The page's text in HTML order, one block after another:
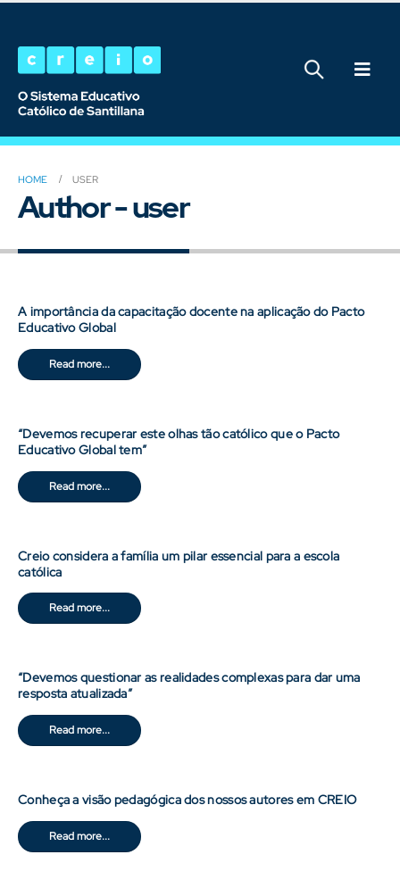
HOME USER
Author - user
A importância da capacitação docente na aplicação do Pacto
Educativo Global
Read more...
“Devemos recuperar este olhas tão católico que o Pacto
Educativo Global tem”
Read more...
Creio considera a família um pilar essencial para a escola
católica
Read more...
“Devemos questionar as realidades complexas para dar uma
resposta atualizada”
Read more...
Conheça a visão pedagógica dos nossos autores em CREIO
Read more...